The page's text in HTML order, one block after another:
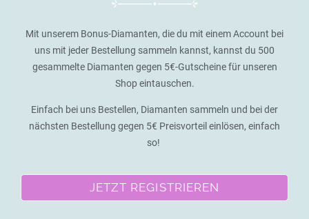
Mit unserem Bonus-Diamanten, die du mit einem Account bei
uns mit jeder Bestellung sammeln kannst, kannst du 500
gesammelte Diamanten gegen 5€-Gutscheine für unseren
Shop eintauschen.
Einfach bei uns Bestellen, Diamanten sammeln und bei der
nächsten Bestellung gegen 5€ Preisvorteil einlösen, einfach
so!
JETZT REGISTRIEREN